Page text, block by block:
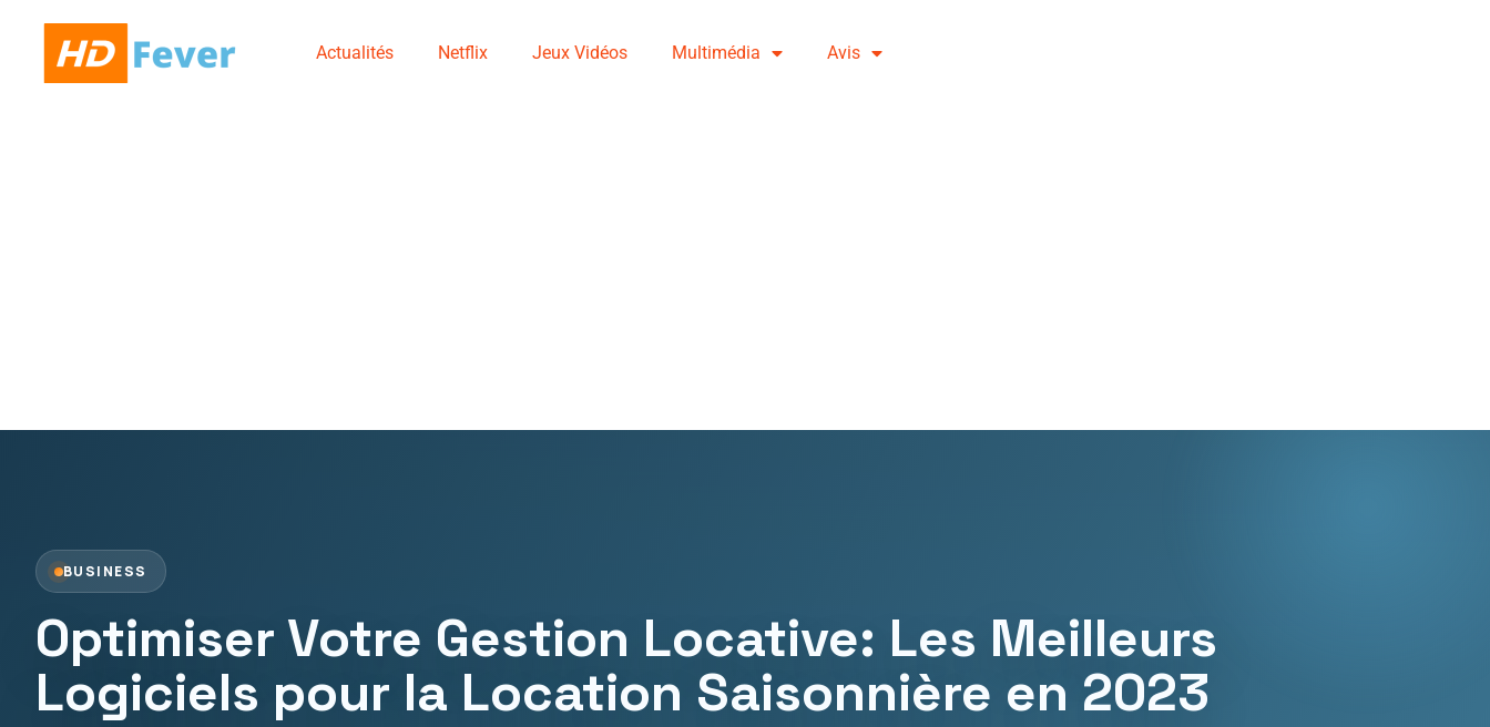
Actualités Netflix Jeux Vidéos Multimédia Avis
BUSINESS
Optimiser Votre Gestion Locative: Les Meilleurs
Logiciels pour la Location Saisonnière en 2023